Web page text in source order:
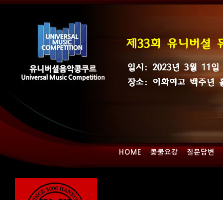
HOME 콩쿨요강 질문답변